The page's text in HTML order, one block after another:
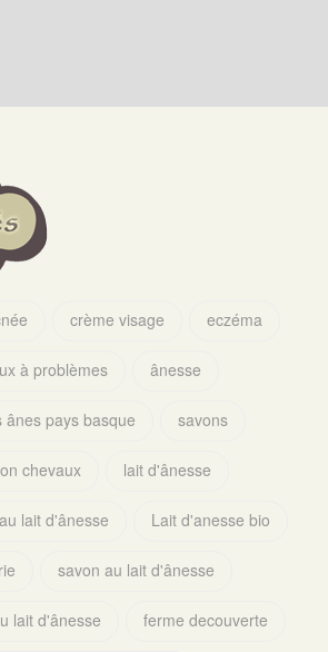
crème visage eczéma
à problèmes ânesse
ânes pays basque savons
chevaux lait d'ânesse
lait d'ânesse Lait d'anesse bio
savon au lait d'ânesse
lait d'ânesse ferme decouverte